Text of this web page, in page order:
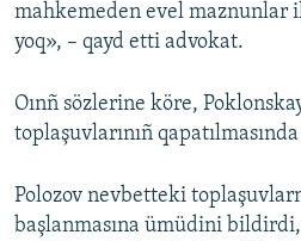
mahkemeden evel maznunlar
yoq», – qayd etti advokat.
Oınñ sözlerine köre,
toplaşuvlarınıñ
Polozov nevbetteki
başlanmasına ümüdini